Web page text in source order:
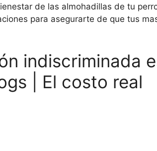
de las almohadillas de tu
para asegurarte de que tus
indiscriminada
| El costo real